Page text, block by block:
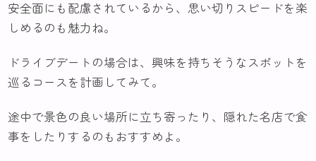
安全面にも配慮されているから、思い切りスピードを楽
しめるのも魅力ね。
ドライブデートの場合は、興味を持ちそうなスポットを
巡るコースを計画してみて。
途中で景色の良い場所に立ち寄ったり、隠れた名店で食
事をしたりするのもおすすめよ。